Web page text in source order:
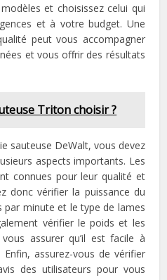
et choisissez celui qui
et à votre budget. Une
peut vous accompagner
et vous offrir des résultats
Triton choisir ?
sauteuse DeWalt, vous devez
aspects importants. Les
connues pour leur qualité et
donc vérifier la puissance du
minute et le type de lames
vérifier le poids et les
assurer qu’il est facile à
assurez-vous de vérifier
des utilisateurs pour vous